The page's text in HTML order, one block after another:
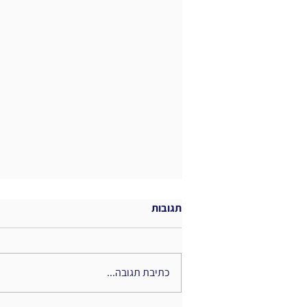
האם המטאוורס מת?
תגובות
כתיבת תגובה...